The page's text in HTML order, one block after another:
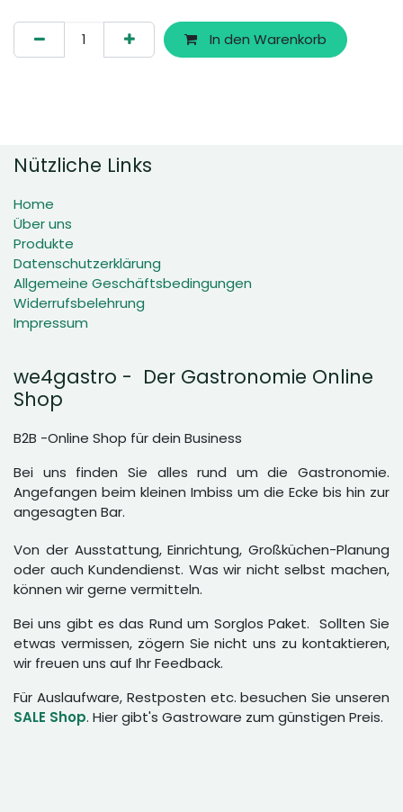
In den Warenkorb
Nützliche Links
Home
Über uns
Produkte
Datenschutzerklärung
Allgemeine Geschäftsbedingungen
Widerrufsbelehrung
Impressum
we4gastro - Der Gastronomie Online
Shop
B2B -Online Shop für dein Business
Bei uns finden Sie alles rund um die Gastronomie.
Angefangen beim kleinen Imbiss um die Ecke bis hin zur
angesagten Bar.
Von der Ausstattung, Einrichtung, Großküchen-Planung
oder auch Kundendienst. Was wir nicht selbst machen,
können wir gerne vermitteln.
Bei uns gibt es das Rund um Sorglos Paket. Sollten Sie
etwas vermissen, zögern Sie nicht uns zu kontaktieren,
wir freuen uns auf Ihr Feedback.
Für Auslaufware, Restposten etc. besuchen Sie unseren
SALE Shop. Hier gibt's Gastroware zum günstigen Preis.